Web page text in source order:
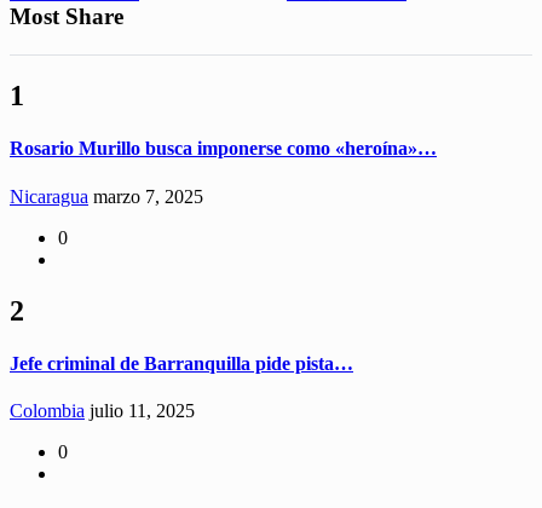
Most Share
1
Rosario Murillo busca imponerse como «heroína»…
Nicaragua marzo 7, 2025
0
2
Jefe criminal de Barranquilla pide pista…
Colombia julio 11, 2025
0